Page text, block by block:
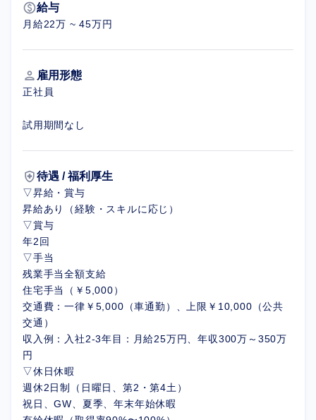
paid給与
月給22万 ~ 45万円
person 雇用形態
正社員
試用期間なし
health_and_safety待遇 / 福利厚生
▽昇給・賞与
昇給あり（経験・スキルに応じ）
▽賞与
年2回
▽手当
残業手当全額支給
住宅手当（￥5,000）
交通費：一律￥5,000（車通勤）、上限￥10,000（公共
交通）
収入例：入社2-3年目：月給25万円、年収300万～350万
円
▽休日休暇
週休2日制（日曜日、第2・第4土）
祝日、GW、夏季、年末年始休暇